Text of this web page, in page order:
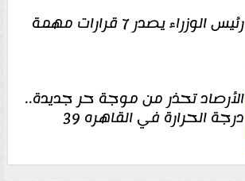
رئيس الوزراء يصدر 7 قرارات مهمة
الأرصاد تحذر من موجة حر جديدة..
درجة الحرارة في القاهره 39